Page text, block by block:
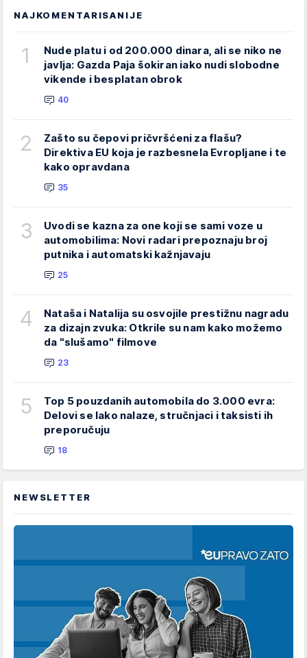
NAJKOMENTARISANIJE
1
Nude platu i od 200.000 dinara, ali se niko ne
javlja: Gazda Paja šokiran iako nudi slobodne
vikende i besplatan obrok
40
2
Zašto su čepovi pričvršćeni za flašu?
Direktiva EU koja je razbesnela Evropljane i te
kako opravdana
35
3
Uvodi se kazna za one koji se sami voze u
automobilima: Novi radari prepoznaju broj
putnika i automatski kažnjavaju
25
4
Nataša i Natalija su osvojile prestižnu nagradu
za dizajn zvuka: Otkrile su nam kako možemo
da "slušamo" filmove
23
5
Top 5 pouzdanih automobila do 3.000 evra:
Delovi se lako nalaze, stručnjaci i taksisti ih
preporučuju
18
NEWSLETTER